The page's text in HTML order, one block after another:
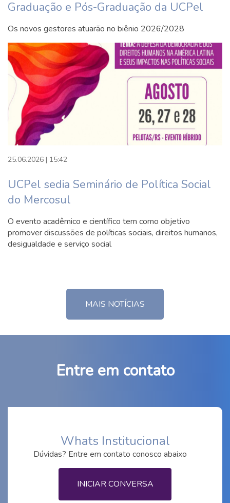
PRÁTICOS
60h DIREITO TRIBUTÁRIO I
60h DIREITO EMPRESARIAL I
100h TRABALHO DE CURSO
1h AVALIACAO MULTIDISCIPLINAR -
B
30h OPTATIVA III
10º Semestre
30h UNIDADE CURRICULAR
EXTENSIONISTA IV (UCEX - IV)
90h UNIDADE CURRICULAR
EXTENSIONISTA (UCEX):
ASSISTÊNCIA JURÍDICA II
60h DIREITO AGRÁRIO
60h DIREITO TRIBUTÁRIO II
60h DIREITO EMPRESARIAL II
30h DIREITO FINANCEIRO
97h AC ESPECIFICA
Graduação e Pós-Graduação da UCPel
Os novos gestores atuarão no biênio 2026/2028
25.06.2026 | 15:42
UCPel sedia Seminário de Política Social
do Mercosul
O evento acadêmico e científico tem como objetivo
promover discussões de políticas sociais, direitos humanos,
desigualdade e serviço social
MAIS NOTÍCIAS
Entre em contato
Whats Institucional
Dúvidas? Entre em contato conosco abaixo
INICIAR CONVERSA